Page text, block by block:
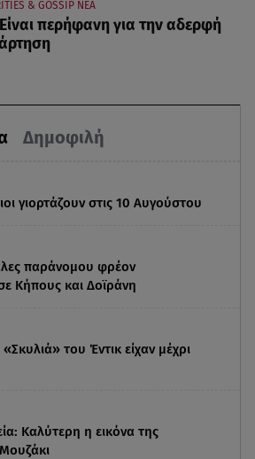
Δημοφιλή
γιορτάζουν στις 10 Αυγούστου
παράνομου φρέον
Κήπους και Δοϊράνη
του Έντικ είχαν μέχρι
Καλύτερη η εικόνα της
& GOSSIP ΝΕΑ
περήφανη για την αδερφή